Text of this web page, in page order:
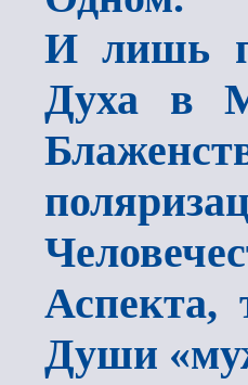
И лишь
Духа в
Аспекта,
Души